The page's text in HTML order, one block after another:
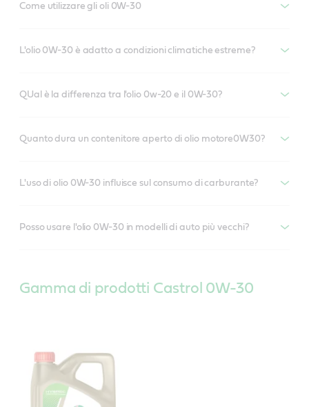
Come utilizzare gli oli 0W-30
L'olio 0W-30 è adatto a condizioni climatiche estreme?
QUal è la differenza tra l'olio 0w-20 e il 0W-30?
Quanto dura un contenitore aperto di olio motore0W30?
L'uso di olio 0W-30 influisce sul consumo di carburante?
Posso usare l'olio 0W-30 in modelli di auto più vecchi?
Gamma di prodotti Castrol 0W-30